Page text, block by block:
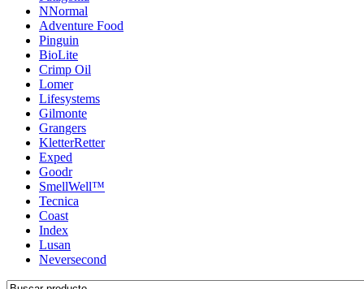
NNormal
Adventure Food
Pinguin
BioLite
Crimp Oil
Lomer
Lifesystems
Gilmonte
Grangers
KletterRetter
Exped
Goodr
SmellWell™
Tecnica
Coast
Index
Lusan
Neversecond